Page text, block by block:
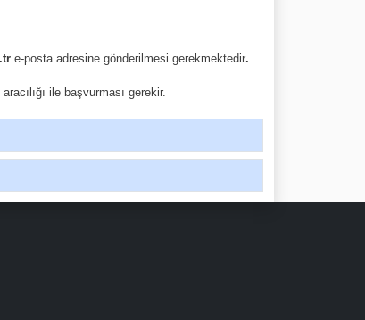
e-posta adresine gönderilmesi gerekmektedir.
ile başvurması gerekir.